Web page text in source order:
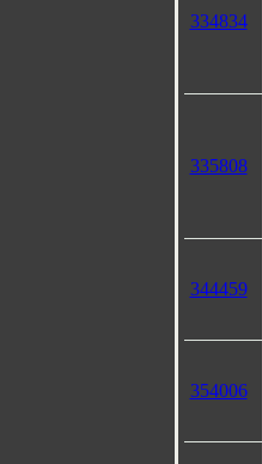
334834
335808
344459
354006